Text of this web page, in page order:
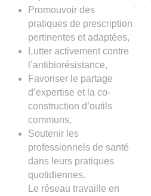
Promouvoir des
pratiques de prescription
pertinentes et adaptées,
Lutter activement contre
l’antibiorésistance,
Favoriser le partage
d’expertise et la co-
construction d’outils
communs,
Soutenir les
professionnels de santé
dans leurs pratiques
quotidiennes.
Le réseau travaille en